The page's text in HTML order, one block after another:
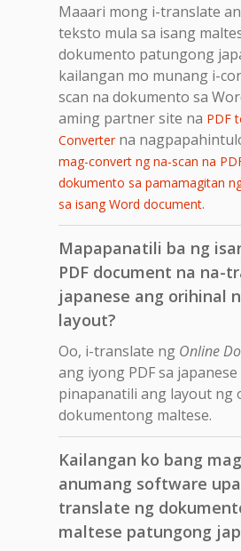
Maaari mong i-translate
teksto mula sa isang
dokumento patungong
kailangan mo munang i-
scan na dokumento sa
aming partner site na PDF
Converterna
mag-convert ng na-scan na
dokumento sa pamamagitan
sa isang Word document.
Mapapanatili ba ng
PDF document na na-
japanese ang orihinal
layout?
Oo, i-translate ng Online
ang iyong PDF sa
pinapanatili ang layout ng
dokumentong maltese.
Kailangan ko bang
anumang software
translate ng
maltese patungong